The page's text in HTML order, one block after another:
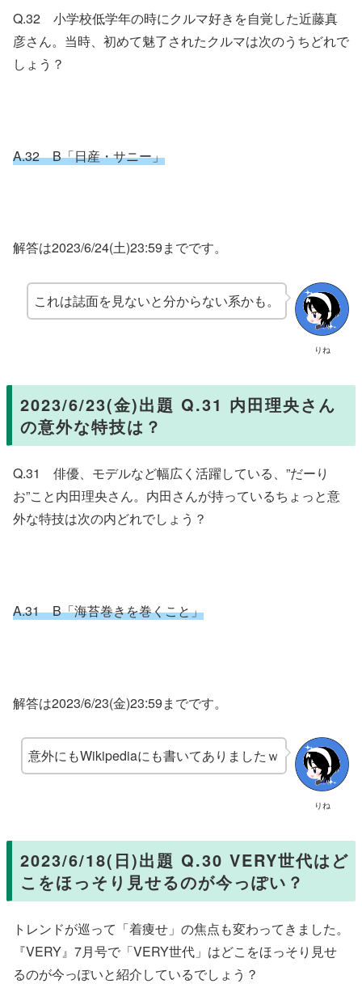
Q.32 小学校低学年の時にクルマ好きを自覚した近藤真
彦さん。当時、初めて魅了されたクルマは次のうちどれで
しょう？
A.32 B「日産・サニー」
解答は2023/6/24(土)23:59までです。
りね
これは誌面を見ないと分からない系かも。
2023/6/23(金)出題 Q.31 内田理央さん
の意外な特技は？
Q.31 俳優、モデルなど幅広く活躍している、”だーり
お”こと内田理央さん。内田さんが持っているちょっと意
外な特技は次の内どれでしょう？
A.31 B「海苔巻きを巻くこと」
解答は2023/6/23(金)23:59までです。
りね
意外にもWikipediaにも書いてありましたｗ
2023/6/18(日)出題 Q.30 VERY世代はど
こをほっそり見せるのが今っぽい？
トレンドが巡って「着痩せ」の焦点も変わってきました。
『VERY』7月号で「VERY世代」はどこをほっそり見せ
るのが今っぽいと紹介しているでしょう？